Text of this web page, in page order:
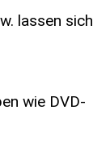
lassen sich
wie DVD-